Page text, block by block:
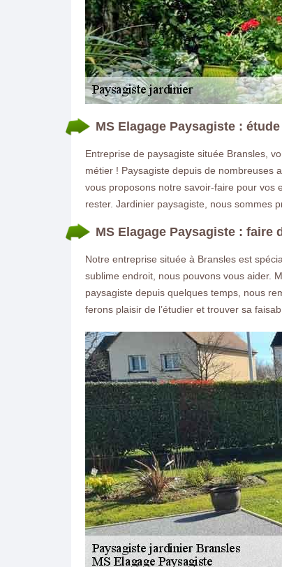
MS Elagage Paysagiste :
Entreprise de paysagiste située Bransles,
métier ! Paysagiste depuis de nombreuses
vous proposons notre savoir-faire pour vos
rester. Jardinier paysagiste, nous sommes
MS Elagage Paysagiste : faire
Notre entreprise située à Bransles est
sublime endroit, nous pouvons vous aider.
paysagiste depuis quelques temps, nous
ferons plaisir de l’étudier et trouver sa